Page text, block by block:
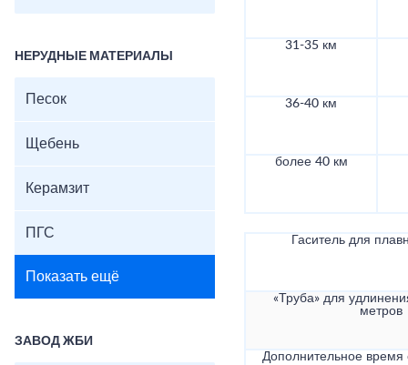
НЕРУДНЫЕ МАТЕРИАЛЫ
Песок
Щебень
Керамзит
ПГС
Показать ещё
ЗАВОД ЖБИ
31-35 км
36-40 км
более 40 км
Гаситель для
«Труба» для
метров
Дополнительное